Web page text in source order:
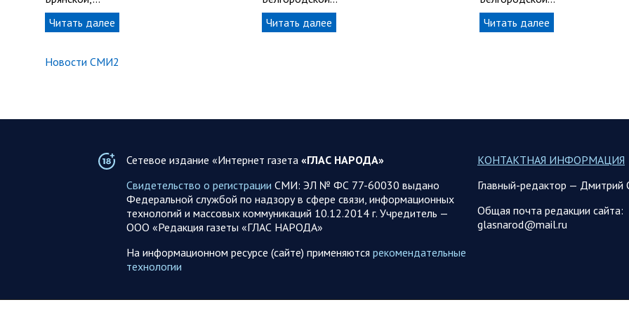
Читать далее
Читать далее
Читать далее
Новости СМИ2
Сетевое издание «Интернет газета «ГЛАС НАРОДА»
Свидетельство о регистрации СМИ: ЭЛ № ФС 77-60030 выдано
Федеральной службой по надзору в сфере связи, информационных
технологий и массовых коммуникаций 10.12.2014 г. Учредитель —
ООО «Редакция газеты «ГЛАС НАРОДА»
На информационном ресурсе (сайте) применяются рекомендательные
технологии
КОНТАКТНАЯ ИНФОРМАЦИЯ
Главный-редактор — Дмитрий
Общая почта редакции сайта:
glasnarod@mail.ru